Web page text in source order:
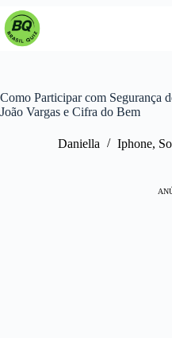
Pular
para
Como Participar com Segurança
João Vargas e Cifra do Bem
Daniella Iphone,